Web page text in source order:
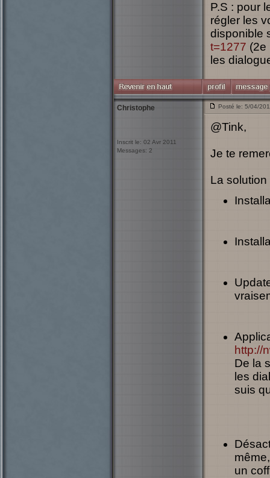
P.S : pour
régler les
disponible
t=1277 (2e
les
Christophe
Inscrit le: 02 Avr 2011
Messages: 2
Posté le: 5/04/
@Tink,
Je te
La
http://
De la
les
suis
un